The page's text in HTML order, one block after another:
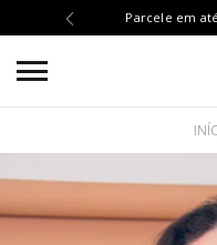
Parcele em